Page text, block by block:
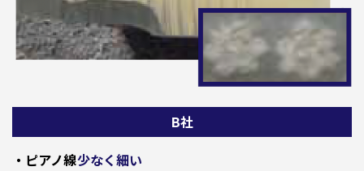
B社
・ピアノ線少なく細い